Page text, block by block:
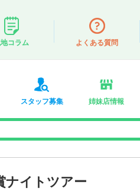
コラム よくある質問
スタッフ募集 姉妹店情報
ナイトツアー